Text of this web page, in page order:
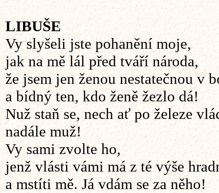
LIBUŠE
Vy slyšeli jste pohanění moje,
jak na mě lál před tváří národa,
že jsem jen ženou nestatečnou v
a bídný ten, kdo ženě žezlo dá!
Nuž staň se, nech ať po železe
nadále muž!
Vy sami zvolte ho,
jenž vlásti vámi má z té výše
a mstíti mě. Já vdám se za něho!